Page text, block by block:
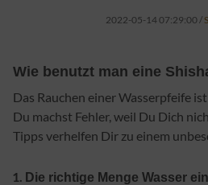
2022-05-14 07:29:00 /
Wie benutzt man eine
Das Rauchen einer Wasserpfeife
Du machst Fehler, weil Du Dich
Tipps verhelfen Dir zu einem
Die richtige Menge Wasser